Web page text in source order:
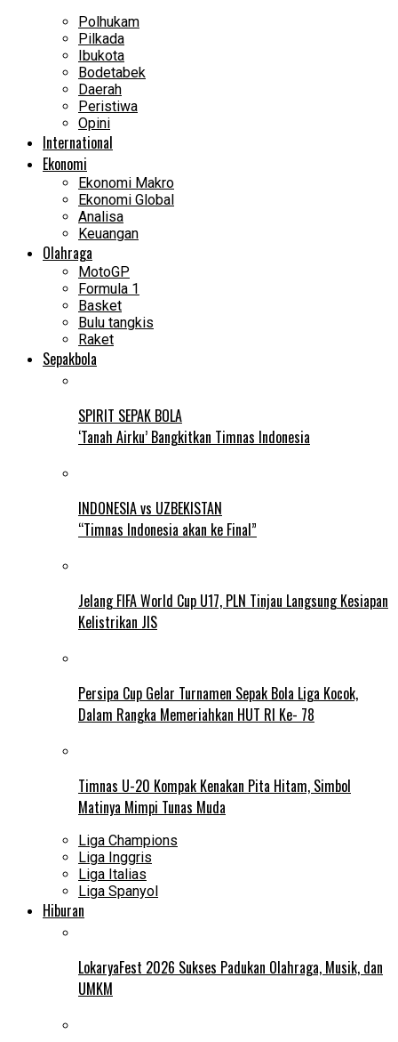
Polhukam
Pilkada
Ibukota
Bodetabek
Daerah
Peristiwa
Opini
International
Ekonomi
Ekonomi Makro
Ekonomi Global
Analisa
Keuangan
Olahraga
MotoGP
Formula 1
Basket
Bulu tangkis
Raket
Sepakbola
SPIRIT SEPAK BOLA
‘Tanah Airku’ Bangkitkan Timnas Indonesia
INDONESIA vs UZBEKISTAN
“Timnas Indonesia akan ke Final”
Jelang FIFA World Cup U17, PLN Tinjau Langsung Kesiapan
Kelistrikan JIS
Persipa Cup Gelar Turnamen Sepak Bola Liga Kocok,
Dalam Rangka Memeriahkan HUT RI Ke- 78
Timnas U-20 Kompak Kenakan Pita Hitam, Simbol
Matinya Mimpi Tunas Muda
Liga Champions
Liga Inggris
Liga Italias
Liga Spanyol
Hiburan
LokaryaFest 2026 Sukses Padukan Olahraga, Musik, dan
UMKM